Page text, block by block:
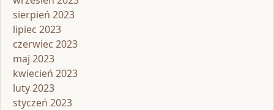
sierpień 2023
lipiec 2023
czerwiec 2023
maj 2023
kwiecień 2023
luty 2023
styczeń 2023